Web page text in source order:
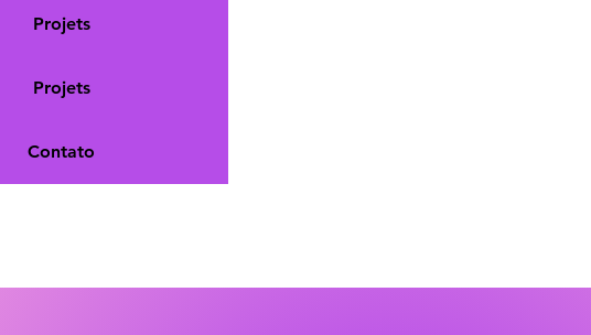
Projets
Projets
Contato